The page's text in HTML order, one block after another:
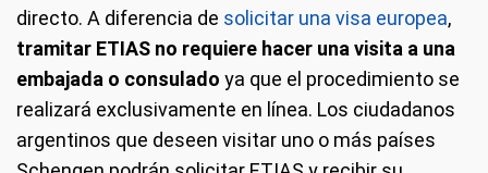
directo. A diferencia de solicitar una visa europea,
tramitar ETIAS no requiere hacer una visita a una
embajada o consulado ya que el procedimiento se
realizará exclusivamente en línea. Los ciudadanos
argentinos que deseen visitar uno o más países